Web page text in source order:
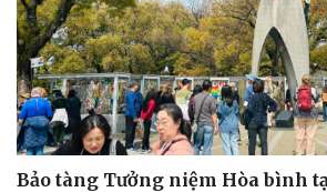
Bảo tàng Tưởng niệm Hòa bình